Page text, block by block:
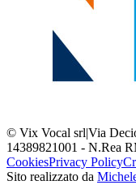
© Vix Vocal srl|Via
14389821001 - N.Rea
CookiesPrivacy Policy
Sito realizzato da